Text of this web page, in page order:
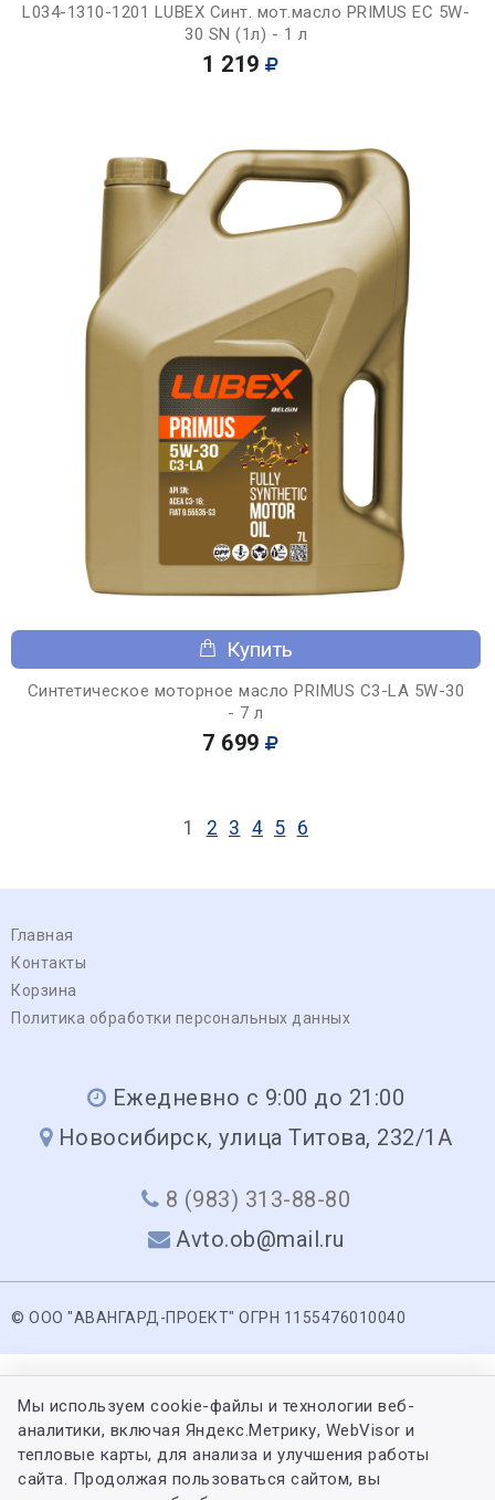
L034-1310-1201 LUBEX Синт. мот.масло PRIMUS EC 5W-
30 SN (1л) - 1 л
1 219
Купить
Синтетическое моторное масло PRIMUS C3-LA 5W-30
- 7 л
7 699
1 2 3 4 5 6
Главная
Контакты
Корзина
Политика обработки персональных данных
Ежедневно с 9:00 до 21:00
Новосибирск, улица Титова, 232/1А
8 (983) 313-88-80
Avto.ob@mail.ru
© ООО "АВАНГАРД-ПРОЕКТ" ОГРН 1155476010040
Мы используем cookie-файлы и технологии веб-
аналитики, включая Яндекс.Метрику, WebVisor и
тепловые карты, для анализа и улучшения работы
сайта. Продолжая пользоваться сайтом, вы